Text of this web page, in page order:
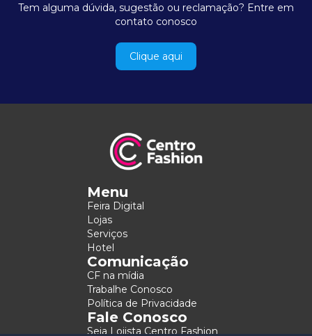
Tem alguma dúvida, sugestão ou reclamação? Entre em
contato conosco
Clique aqui
Menu
Feira Digital
Lojas
Serviços
Hotel
Comunicação
CF na mídia
Trabalhe Conosco
Política de Privacidade
Fale Conosco
Seja Lojista Centro Fashion